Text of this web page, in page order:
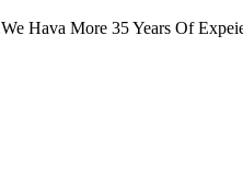
We Hava More 35 Years Of